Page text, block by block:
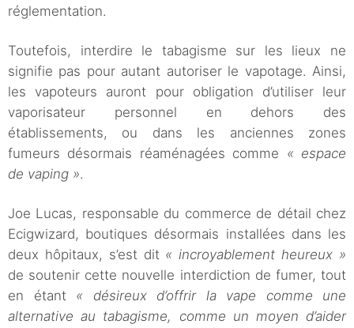
réglementation.
Toutefois, interdire le tabagisme sur les lieux ne
signifie pas pour autant autoriser le vapotage. Ainsi,
les vapoteurs auront pour obligation d’utiliser leur
vaporisateur personnel en dehors des
établissements, ou dans les anciennes zones
fumeurs désormais réaménagées comme « espace
de vaping ».
Joe Lucas, responsable du commerce de détail chez
Ecigwizard, boutiques désormais installées dans les
deux hôpitaux, s’est dit « incroyablement heureux »
de soutenir cette nouvelle interdiction de fumer, tout
en étant « désireux d’offrir la vape comme une
alternative au tabagisme, comme un moyen d’aider